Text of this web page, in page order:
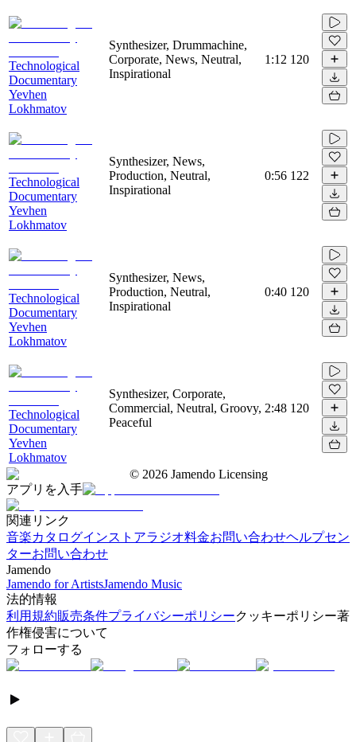
Technological
Documentary
Yevhen
Lokhmatov
Synthesizer, Drummachine,
Corporate, News, Neutral,
Inspirational
1:12 120
Technological
Documentary
Yevhen
Lokhmatov
Synthesizer, News,
Production, Neutral,
Inspirational
0:56 122
Technological
Documentary
Yevhen
Lokhmatov
Synthesizer, News,
Production, Neutral,
Inspirational
0:40 120
Technological
Documentary
Yevhen
Lokhmatov
Synthesizer, Corporate,
Commercial, Neutral, Groovy,
Peaceful
2:48 120
© 2026 Jamendo Licensing
アプリを入手
関連リンク
音楽カタログインストアラジオ料金お問い合わせヘルプセン
ターお問い合わせ
Jamendo
Jamendo for ArtistsJamendo Music
法的情報
利用規約販売条件プライバシーポリシークッキーポリシー著
作権侵害について
フォローする